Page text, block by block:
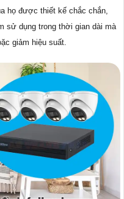
họ được thiết kế chắc chắn,
sử dụng trong thời gian dài mà
giảm hiệu suất.